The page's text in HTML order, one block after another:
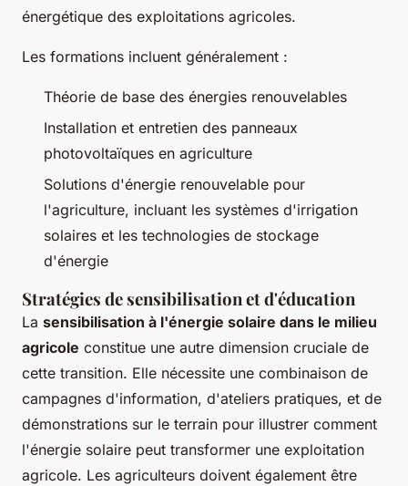
énergétique des exploitations agricoles.
Les formations incluent généralement :
Théorie de base des énergies renouvelables
Installation et entretien des panneaux
photovoltaïques en agriculture
Solutions d'énergie renouvelable pour
l'agriculture, incluant les systèmes d'irrigation
solaires et les technologies de stockage
d'énergie
Stratégies de sensibilisation et d'éducation
La sensibilisation à l'énergie solaire dans le milieu
agricole constitue une autre dimension cruciale de
cette transition. Elle nécessite une combinaison de
campagnes d'information, d'ateliers pratiques, et de
démonstrations sur le terrain pour illustrer comment
l'énergie solaire peut transformer une exploitation
agricole. Les agriculteurs doivent également être